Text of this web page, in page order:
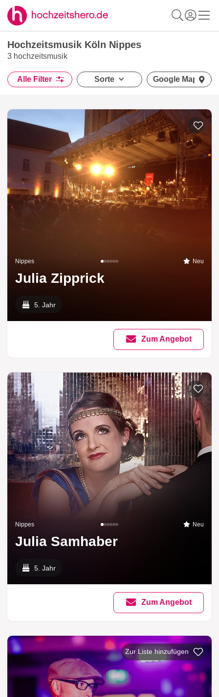
Hochzeitsmusik Köln Nippes
3 hochzeitsmusik
Alle Filter Sorte Google Maps
Nippes Neu
Julia Zipprick
5. Jahr
Zum Angebot
Nippes Neu
Julia Samhaber
5. Jahr
Zum Angebot
Zur Liste hinzufügen